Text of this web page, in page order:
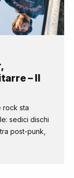
– Il
rock sta
sedici dischi
post-punk,